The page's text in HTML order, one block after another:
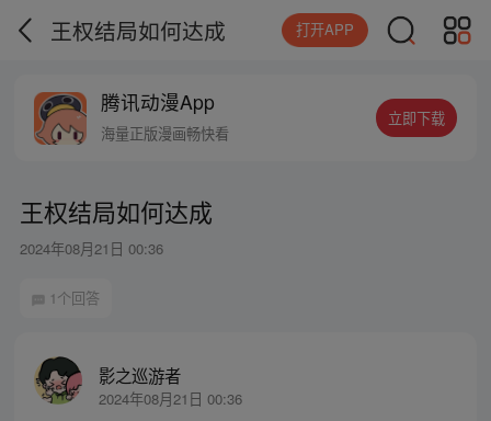
王权结局如何达成 打开APP
腾讯动漫App
海量正版漫画畅快看
立即下载
王权结局如何达成
2024年08月21日 00:36
1个回答
影之巡游者
2024年08月21日 00:36